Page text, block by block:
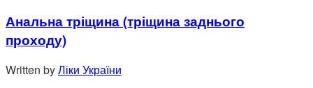
Анальна тріщина (тріщина заднього
проходу)
Written byЛіки України